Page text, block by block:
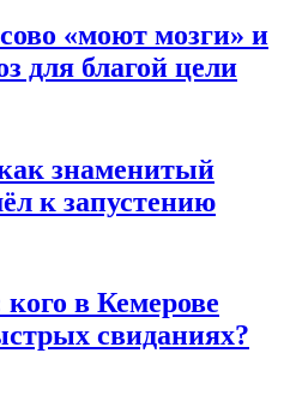
«моют мозги» и
для благой цели
знаменитый
к запустению
в Кемерове
свиданиях?